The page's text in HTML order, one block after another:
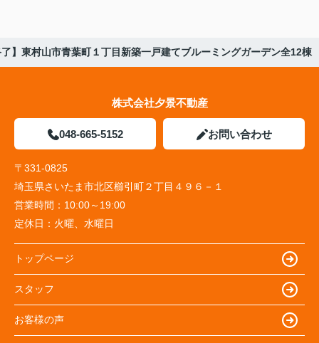
】東村山市青葉町１丁目新築一戸建てブルーミングガーデン全12棟
株式会社夕景不動産
048-665-5152 お問い合わせ
〒331-0825
埼玉県さいたま市北区櫛引町２丁目４９６－１
営業時間： 10:00～19:00
定休日： 火曜、水曜日
トップページ
スタッフ
お客様の声